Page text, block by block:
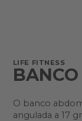
LIFE FITNESS
O banco
angulada a 17